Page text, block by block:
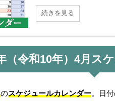
続きを見る
（令和10年）4月ス
のスケジュールカレンダー。日